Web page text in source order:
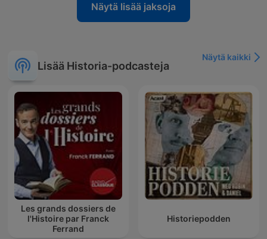
Näytä lisää jaksoja
Lisää Historia-podcasteja
Näytä kaikki
Les grands dossiers de
l'Histoire par Franck
Ferrand
Historiepodden